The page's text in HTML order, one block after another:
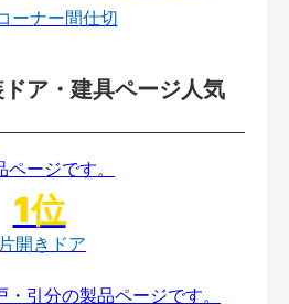
ーナー間仕切
ア・建具ページ人気
片開きドア